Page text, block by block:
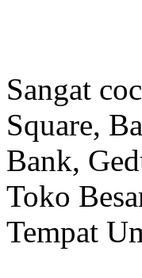
Sangat
Square,
Bank,
Toko
Tempat